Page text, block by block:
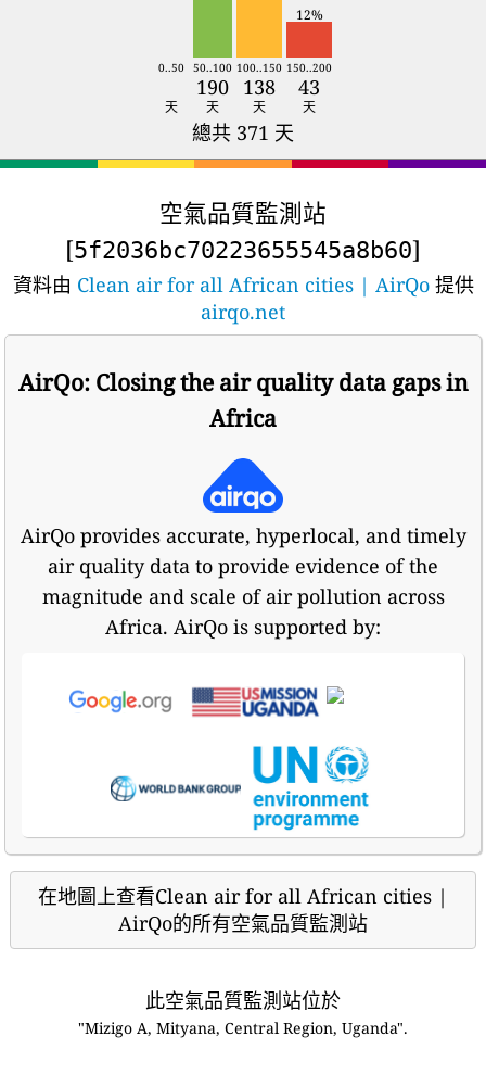
12%
0..50 50..100 100..150 150..200
190 138 43
天 天 天 天
總共 371 天
空氣品質監測站
[5f2036bc70223655545a8b60]
資料由 Clean air for all African cities | AirQo提供
airqo.net
AirQo: Closing the air quality data gaps in
Africa
AirQo provides accurate, hyperlocal, and timely
air quality data to provide evidence of the
magnitude and scale of air pollution across
Africa. AirQo is supported by:
在地圖上查看Clean air for all African cities |
AirQo的所有空氣品質監測站
此空氣品質監測站位於
"Mizigo A, Mityana, Central Region, Uganda".